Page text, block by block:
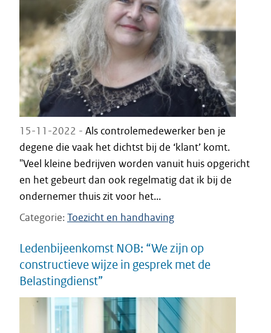
15-11-2022 - Als controlemedewerker ben je
degene die vaak het dichtst bij de ‘klant’ komt.
"Veel kleine bedrijven worden vanuit huis opgericht
en het gebeurt dan ook regelmatig dat ik bij de
ondernemer thuis zit voor het...
Categorie Toezicht en handhaving
Ledenbijeenkomst NOB: “We zijn op
constructieve wijze in gesprek met de
Belastingdienst”